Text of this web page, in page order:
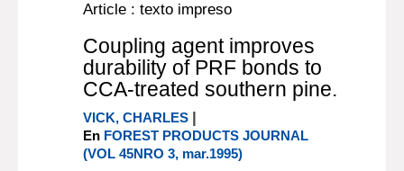
Article : texto impreso
Coupling agent improves
durability of PRF bonds to
CCA-treated southern pine.
VICK, CHARLES |
En FOREST PRODUCTS JOURNAL
(VOL 45NRO 3, mar.1995)